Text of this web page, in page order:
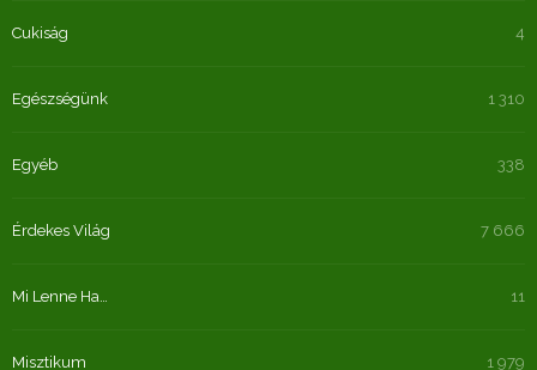
Cukiság 4
Egészségünk 1 310
Egyéb 338
Érdekes Világ 7 666
Mi Lenne Ha… 11
Misztikum 1 979